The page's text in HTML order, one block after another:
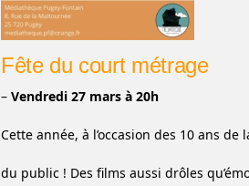
Fête du court métrage
– Vendredi 27 mars à 20h
Cette année, à l’occasion des 10 ans
du public ! Des films aussi drôles